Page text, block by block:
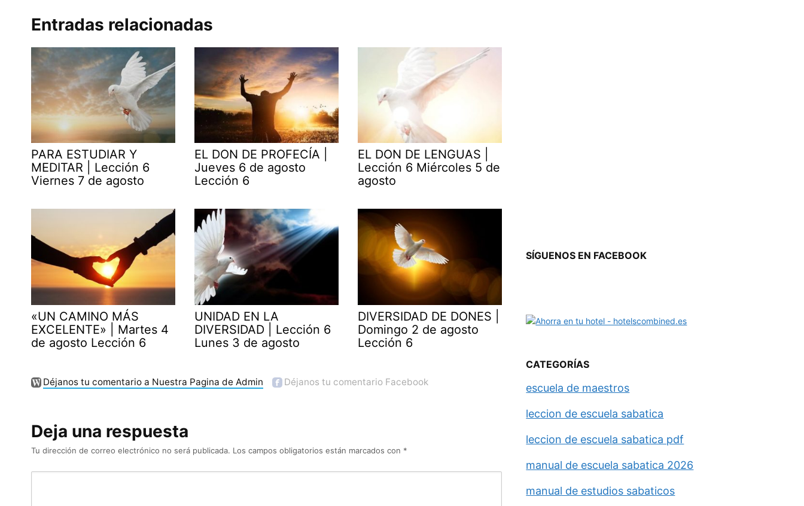
Entradas relacionadas
PARA ESTUDIAR Y
MEDITAR | Lección 6
Viernes 7 de agosto
EL DON DE PROFECÍA |
Jueves 6 de agosto
Lección 6
EL DON DE LENGUAS |
Lección 6 Miércoles 5 de
agosto
«UN CAMINO MÁS
EXCELENTE» | Martes 4
de agosto Lección 6
UNIDAD EN LA
DIVERSIDAD | Lección 6
Lunes 3 de agosto
DIVERSIDAD DE DONES |
Domingo 2 de agosto
Lección 6
Déjanos tu comentario a Nuestra Pagina de Admin Déjanos tu comentario Facebook
Deja una respuesta
Tu dirección de correo electrónico no será publicada. Los campos obligatorios están marcados con *
SÍGUENOS EN FACEBOOK
CATEGORÍAS
escuela de maestros
leccion de escuela sabatica
leccion de escuela sabatica pdf
manual de escuela sabatica 2026
manual de estudios sabaticos